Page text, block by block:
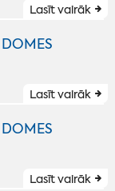
Lasīt vairāk
Lasīt vairāk
Lasīt vairāk